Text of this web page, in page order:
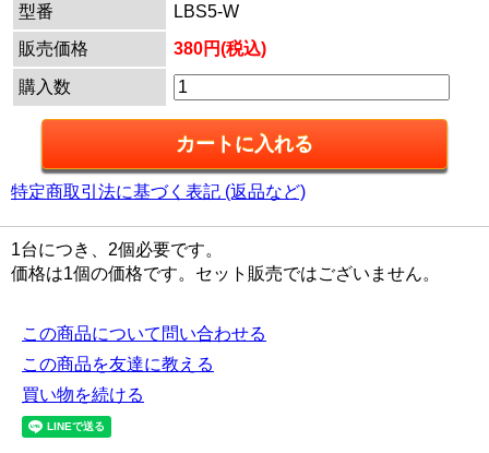
型番
LBS5-W
販売価格
380円(税込)
購入数
特定商取引法に基づく表記 (返品など)
1台につき、2個必要です。
価格は1個の価格です。セット販売ではございません。
この商品について問い合わせる
この商品を友達に教える
買い物を続ける